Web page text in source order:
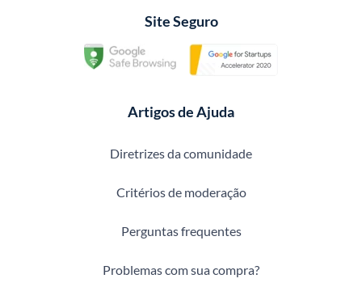
Site Seguro
Artigos de Ajuda
Diretrizes da comunidade
Critérios de moderação
Perguntas frequentes
Problemas com sua compra?